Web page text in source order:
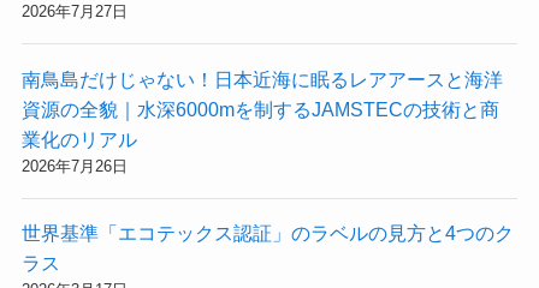
2026年7月27日
南鳥島だけじゃない！日本近海に眠るレアアースと海洋
資源の全貌｜水深6000mを制するJAMSTECの技術と商
業化のリアル
2026年7月26日
世界基準「エコテックス認証」のラベルの見方と4つのク
ラス